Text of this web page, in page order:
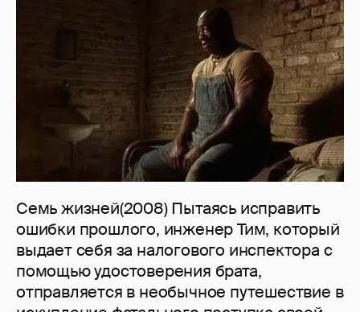
Семь жизней(2008) Пытаясь исправить
ошибки прошлого, инженер Тим, который
выдает себя за налогового инспектора с
помощью удостоверения брата,
отправляется в необычное путешествие в